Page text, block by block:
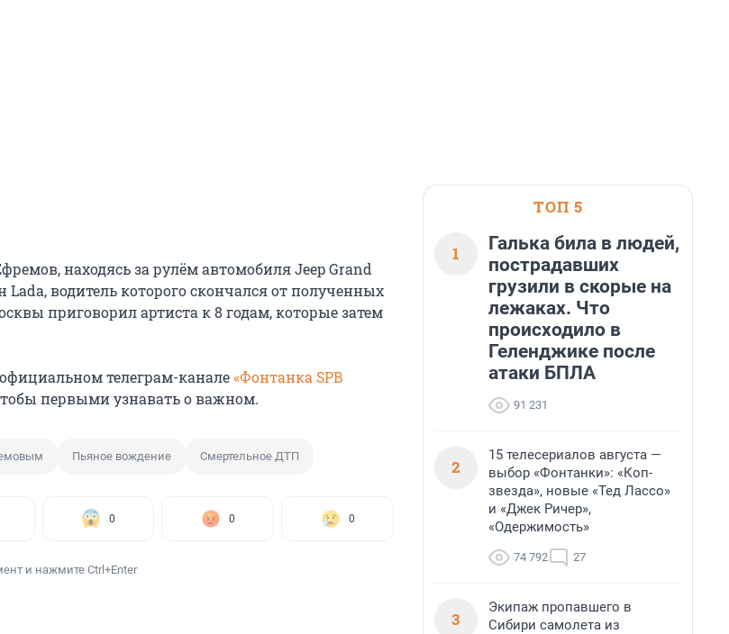
находясь за рулём автомобиля Jeep Grand
Lada, водитель которого скончался от полученных
приговорил артиста к 8 годам, которые затем
телеграм-канале«Фонтанка SPB
первыми узнавать о важном.
Пьяное вождение Смертельное ДТП
0 0 0
и нажмите Ctrl+Enter
ТОП 5
1
Галька била в людей,
пострадавших
грузили в скорые на
лежаках. Что
происходило в
Геленджике после
атаки БПЛА
91 231
2
15 телесериалов августа —
выбор «Фонтанки»: «Коп-
звезда», новые «Тед Лассо»
и «Джек Ричер»,
«Одержимость»
74 792 27
3
Экипаж пропавшего в
Сибири самолета из